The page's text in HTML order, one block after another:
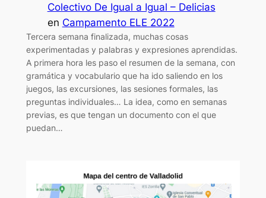
Colectivo De Igual a Igual – Delicias
en Campamento ELE 2022
Tercera semana finalizada, muchas cosas
experimentadas y palabras y expresiones aprendidas.
A primera hora les paso el resumen de la semana, con
gramática y vocabulario que ha ido saliendo en los
juegos, las excursiones, las sesiones formales, las
preguntas individuales… La idea, como en semanas
previas, es que tengan un documento con el que
puedan…